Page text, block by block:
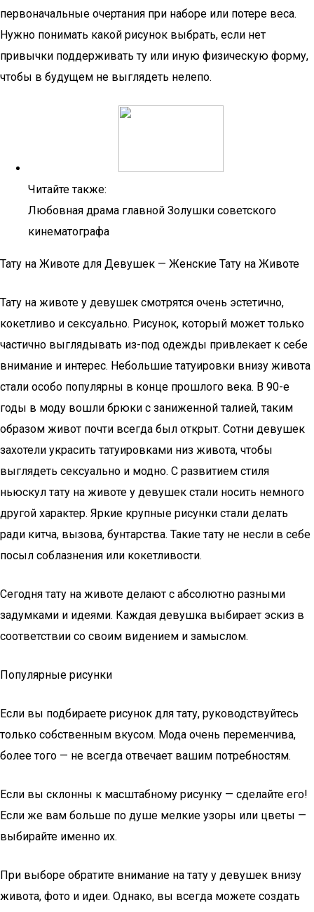
первоначальные очертания при наборе или потере веса.
Нужно понимать какой рисунок выбрать, если нет
привычки поддерживать ту или иную физическую форму,
чтобы в будущем не выглядеть нелепо.
Читайте также:
Любовная драма главной Золушки советского
кинематографа
Тату на Животе для Девушек — Женские Тату на Животе
Тату на животе у девушек смотрятся очень эстетично,
кокетливо и сексуально. Рисунок, который может только
частично выглядывать из-под одежды привлекает к себе
внимание и интерес. Небольшие татуировки внизу живота
стали особо популярны в конце прошлого века. В 90-е
годы в моду вошли брюки с заниженной талией, таким
образом живот почти всегда был открыт. Сотни девушек
захотели украсить татуировками низ живота, чтобы
выглядеть сексуально и модно. С развитием стиля
ньюскул тату на животе у девушек стали носить немного
другой характер. Яркие крупные рисунки стали делать
ради китча, вызова, бунтарства. Такие тату не несли в себе
посыл соблазнения или кокетливости.
Сегодня тату на животе делают с абсолютно разными
задумками и идеями. Каждая девушка выбирает эскиз в
соответствии со своим видением и замыслом.
Популярные рисунки
Если вы подбираете рисунок для тату, руководствуйтесь
только собственным вкусом. Мода очень переменчива,
более того — не всегда отвечает вашим потребностям.
Если вы склонны к масштабному рисунку — сделайте его!
Если же вам больше по душе мелкие узоры или цветы —
выбирайте именно их.
При выборе обратите внимание на тату у девушек внизу
живота, фото и идеи. Однако, вы всегда можете создать